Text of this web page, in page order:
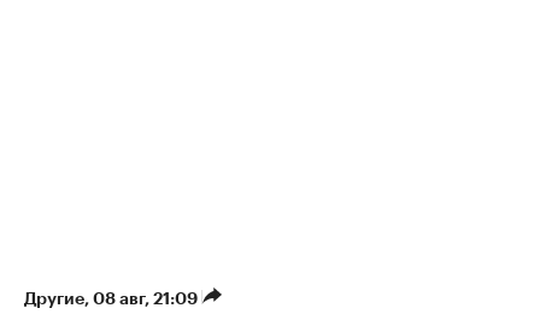
Другие⁠, 08 авг, 21:09